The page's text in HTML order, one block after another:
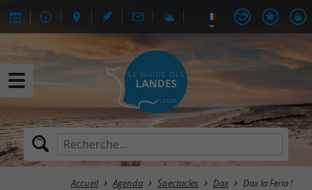
Accueil Agenda Spectacles Dax Dax la Feria !